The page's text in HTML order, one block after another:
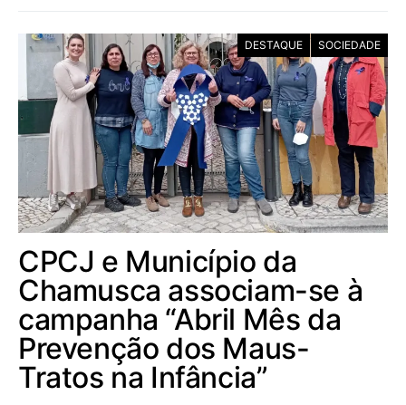
DESTAQUE SOCIEDADE
CPCJ e Município da
Chamusca associam-se à
campanha “Abril Mês da
Prevenção dos Maus-
Tratos na Infância”